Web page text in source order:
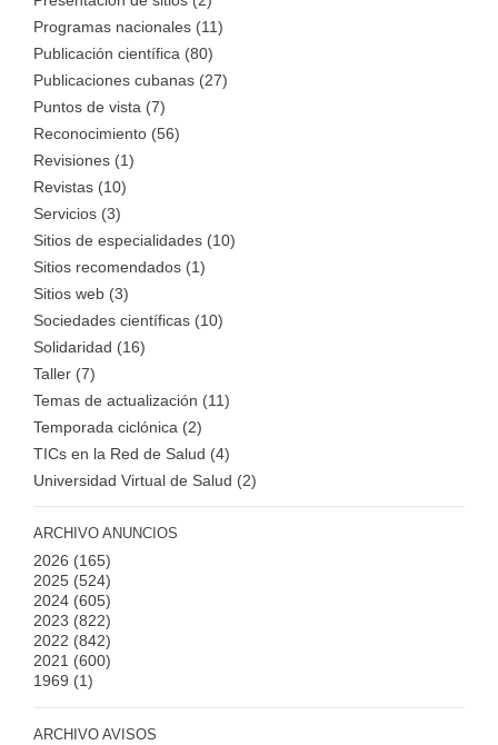
Programas nacionales (11)
Publicación científica (80)
Publicaciones cubanas (27)
Puntos de vista (7)
Reconocimiento (56)
Revisiones (1)
Revistas (10)
Servicios (3)
Sitios de especialidades (10)
Sitios recomendados (1)
Sitios web (3)
Sociedades científicas (10)
Solidaridad (16)
Taller (7)
Temas de actualización (11)
Temporada ciclónica (2)
TICs en la Red de Salud (4)
Universidad Virtual de Salud (2)
ARCHIVO ANUNCIOS
2026 (165)
2025 (524)
2024 (605)
2023 (822)
2022 (842)
2021 (600)
1969 (1)
ARCHIVO AVISOS